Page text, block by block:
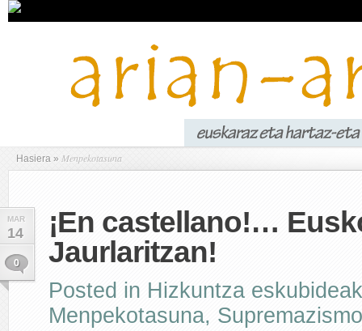
Hasiera » Menpekotasuna
MAR
14
0
¡En castellano!…
Jaurlaritzan!
Posted in Hizkuntza eskubideak
Menpekotasuna,